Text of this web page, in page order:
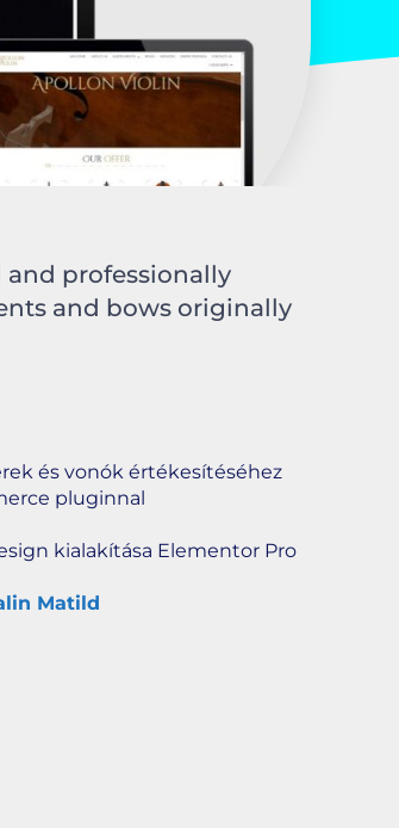
and professionally
and bows originally
és vonók értékesítéséhez
pluginnal
kialakítása Elementor Pro
Matild